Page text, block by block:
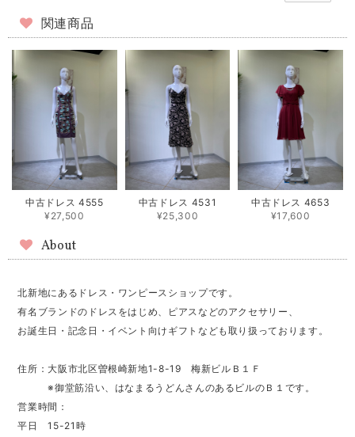
関連商品
中古ドレス 4555
¥27,500
中古ドレス 4531
¥25,300
中古ドレス 4653
¥17,600
About
北新地にあるドレス・ワンピースショップです。
有名ブランドのドレスをはじめ、ピアスなどのアクセサリー、
お誕生日・記念日・イベント向けギフトなども取り扱っております。
住所：大阪市北区曽根崎新地1-8-19 梅新ビルＢ１Ｆ
※御堂筋沿い、はなまるうどんさんのあるビルのＢ１です。
営業時間：
平日 15-21時